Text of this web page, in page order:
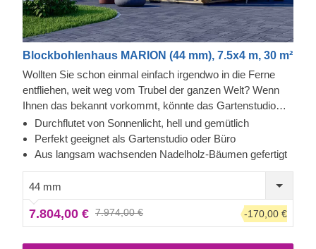
Blockbohlenhaus MARION (44 mm), 7.5x4 m, 30 m²
Wollten Sie schon einmal einfach irgendwo in die Ferne
entfliehen, weit weg vom Trubel der ganzen Welt? Wenn
Ihnen das bekannt vorkommt, könnte das Gartenstudio
MARION vielleicht zu Ihrem neuen Lieblingsort für die
Arbeit oder andere Aktivitäten werden, bei denen es auf
äußerste Ruhe und hohe Konzentration ankommt. Unsere
wegen ihrer Gemütlichkeit sondern auch als individuelle
Räume, die ganz auf individuelle Bedürfnisse
zugeschnitten sind.
Durchflutet von Sonnenlicht, hell und gemütlich
Perfekt geeignet als Gartenstudio oder Büro
Aus langsam wachsenden Nadelholz-Bäumen gefertigt
44 mm
7.804,00 € 7.974,00 € -170,00 €